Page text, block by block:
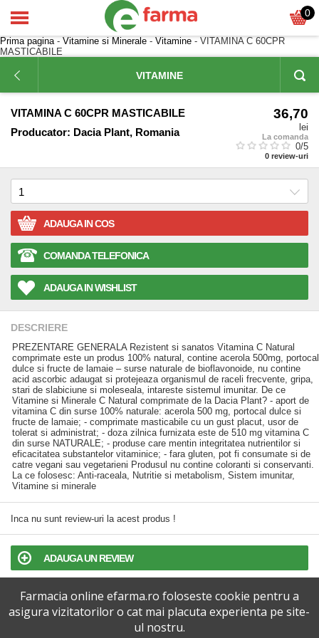
0
Prima pagina- Vitamine si Minerale - Vitamine - VITAMINA C 60CPR
MASTICABILE
VITAMINE
VITAMINA C 60CPR MASTICABILE
Producator: Dacia Plant, Romania
36,70
lei
La comanda
0/5
0 review-uri
ADAUGA IN COS
COMANDA TELEFONICA
ADAUGA IN WISHLIST
DESCRIERE
PREZENTARE GENERALA Rezistent si sanatos Vitamina C Natural
comprimate este un produs 100% natural, contine acerola 500mg, portocal
dulce si fructe de lamaie – surse naturale de bioflavonoide, nu contine
acid ascorbic adaugat si protejeaza organismul de raceli frecvente, gripa,
stari de slabiciune si moleseala, intareste sistemul imunitar. De ce
Vitamine si Minerale C Natural comprimate de la Dacia Plant? - aport de
vitamina C din surse 100% naturale: acerola 500 mg, portocal dulce si
fructe de lamaie; - comprimate masticabile cu un gust placut, usor de
tolerat si administrat; - doza zilnica furnizata este de 510 mg vitamina C
din surse NATURALE; - produse care mentin integritatea nutrientilor si
eficacitatea substantelor vitaminice; - fara gluten, pot fi consumate si de
catre vegani sau vegetarieni Produsul nu contine coloranti si conservanti.
La ce folosesc: Anti-raceala, Nutritie si metabolism, Sistem imunitar,
Vitamine si minerale
Inca nu sunt review-uri la acest produs !
ADAUGA UN REVIEW
TERMENI SI CONDITII
POLITICA DE CONFIDENTIALITATE
Farmacia online efarma.ro foloseste cookie pentru a
asigura vizitatorilor o cat mai placuta experienta pe site-
ul nostru.